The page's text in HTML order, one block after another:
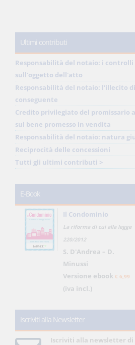
Ultimi contributi
Responsabilità del notaio: i controlli
sull'oggetto dell'atto
Responsabilità del notaio: l'illecito
conseguente
Credito privilegiato del promissario
sul bene promesso in vendita
Responsabilità del notaio: natura
Reciprocità delle concessioni
Tutti gli ultimi contributi >
E-Book
Il Condominio
La riforma di cui alla legge
220/2012
S. D'Andrea – D.
Minussi
Versione ebook € 6,99
(iva incl.)
Iscriviti alla Newsletter
Iscriviti alla newsletter di